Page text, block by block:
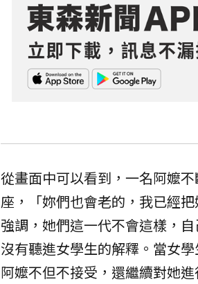
從畫面中可以看到，一名阿嬤
座，「妳們也會老的，我已經
強調，她們這一代不會這樣，
沒有聽進女學生的解釋。當女
阿嬤不但不接受，還繼續對她